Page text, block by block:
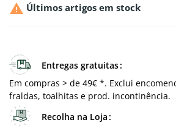
 Últimos artigos em stock
Entregas gratuitas
Em compras > de 49€ *. Exclui
fraldas, toalhitas e prod. incontinência.
Recolha na Loja